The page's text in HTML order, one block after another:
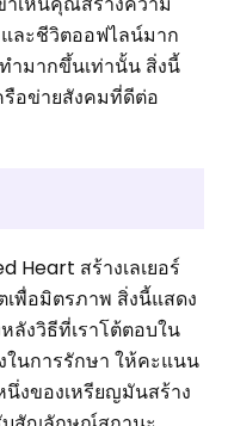
ละชีวิตออฟไลน์มาก
ำมากขึ้นเท่านั้น สิ่งนี้
รือข่ายสังคมที่ดีต่อ
Heart สร้างเลเยอร์
พื่อมิตรภาพ สิ่งนี้แสดง
ลังวิธีที่เราโต้ตอบใน
นการรักษา ให้คะแนน
งของเหรียญมันสร้าง